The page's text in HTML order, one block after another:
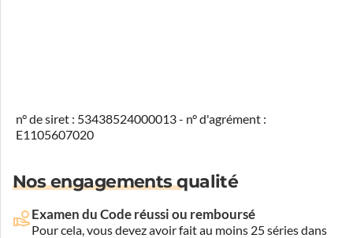
n° de siret : 53438524000013 - n° d'agrément :
E1105607020
Nos engagements qualité
Examen du Code réussi ou remboursé
Pour cela, vous devez avoir fait au moins 25 séries dans